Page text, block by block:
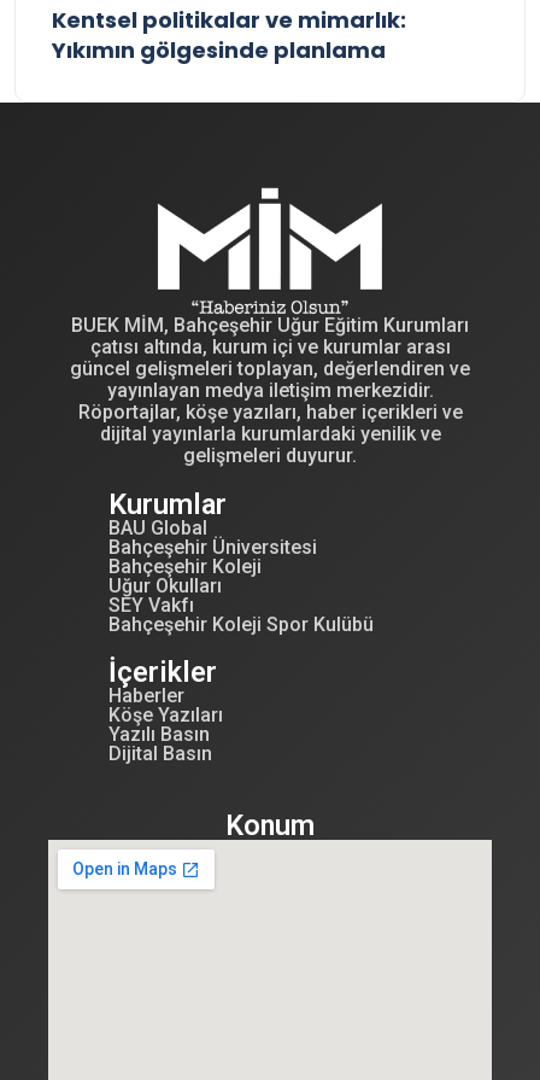
Kentsel politikalar ve mimarlık:
Yıkımın gölgesinde planlama
BUEK MİM, Bahçeşehir Uğur Eğitim Kurumları
çatısı altında, kurum içi ve kurumlar arası
güncel gelişmeleri toplayan, değerlendiren ve
yayınlayan medya iletişim merkezidir.
Röportajlar, köşe yazıları, haber içerikleri ve
dijital yayınlarla kurumlardaki yenilik ve
gelişmeleri duyurur.
Kurumlar
BAU Global
Bahçeşehir Üniversitesi
Bahçeşehir Koleji
Uğur Okulları
SEY Vakfı
Bahçeşehir Koleji Spor Kulübü
İçerikler
Haberler
Köşe Yazıları
Yazılı Basın
Dijital Basın
Konum